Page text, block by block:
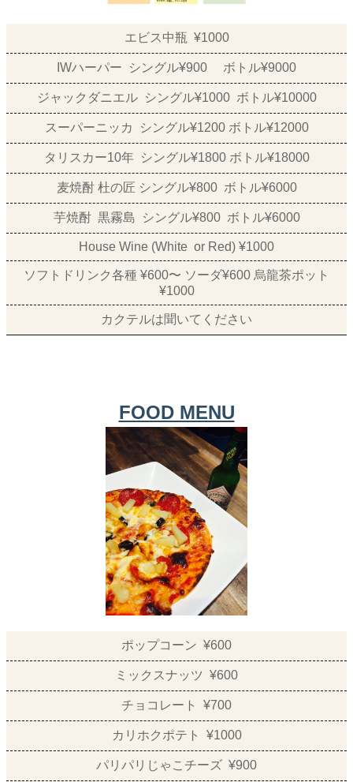
エビス中瓶 ¥1000
IWハーパー シングル¥900 ボトル¥9000
ジャックダニエル シングル¥1000 ボトル¥10000
スーパーニッカ シングル¥1200 ボトル¥12000
タリスカー10年 シングル¥1800 ボトル¥18000
麦焼酎 杜の匠 シングル¥800 ボトル¥6000
芋焼酎 黒霧島 シングル¥800 ボトル¥6000
House Wine (White or Red) ¥1000
ソフトドリンク各種 ¥600〜 ソーダ¥600 烏龍茶ポット
¥1000
カクテルは聞いてください
FOOD MENU
ポップコーン ¥600
ミックスナッツ ¥600
チョコレート ¥700
カリホクポテト ¥1000
パリパリじゃこチーズ ¥900